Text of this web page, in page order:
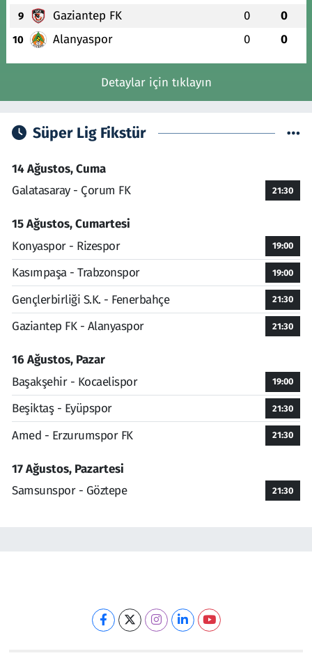
9 Gaziantep FK 0 0
10 Alanyaspor 0 0
Detaylar için tıklayın
Süper Lig Fikstür
14 Ağustos, Cuma
Galatasaray - Çorum FK
21:30
15 Ağustos, Cumartesi
Konyaspor - Rizespor
19:00
Kasımpaşa - Trabzonspor 19:00
Gençlerbirliği S.K. - Fenerbahçe 21:30
Gaziantep FK - Alanyaspor 21:30
16 Ağustos, Pazar
Başakşehir - Kocaelispor
19:00
Beşiktaş - Eyüpspor 21:30
Amed - Erzurumspor FK 21:30
17 Ağustos, Pazartesi
Samsunspor - Göztepe
21:30